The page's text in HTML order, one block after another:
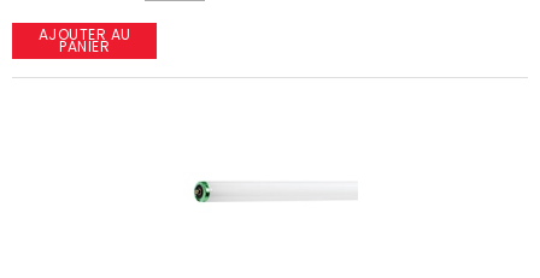
AJOUTER AU
PANIER